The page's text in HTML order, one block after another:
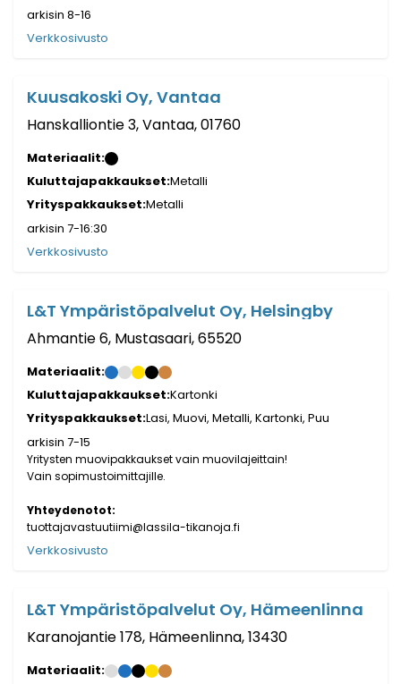
arkisin 8-16
Verkkosivusto
Kuusakoski Oy, Vantaa
Hanskalliontie 3, Vantaa, 01760
Materiaalit:
Kuluttajapakkaukset:Metalli
Yrityspakkaukset:Metalli
arkisin 7-16:30
Verkkosivusto
L&T Ympäristöpalvelut Oy, Helsingby
Ahmantie 6, Mustasaari, 65520
Materiaalit:
Kuluttajapakkaukset:Kartonki
Yrityspakkaukset:Lasi, Muovi, Metalli, Kartonki, Puu
arkisin 7-15
Yritysten muovipakkaukset vain muovilajeittain!
Vain sopimustoimittajille.
Yhteydenotot:
tuottajavastuutiimi@lassila-tikanoja.fi
Verkkosivusto
L&T Ympäristöpalvelut Oy, Hämeenlinna
Karanojantie 178, Hämeenlinna, 13430
Materiaalit: